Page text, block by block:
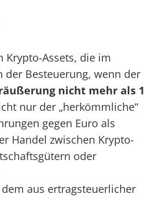
Krypto-Assets, die im
der Besteuerung, wenn der
nicht mehr als 1
nur der „herkömmliche“
gegen Euro als
Handel zwischen Krypto-
oder
aus ertragsteuerlicher